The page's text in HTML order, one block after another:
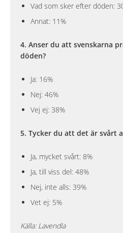
Vad som sker efter döden:
Annat: 11%
4. Anser du att svenskarna
döden?
Ja: 16%
Nej: 46%
Vej ej: 38%
5. Tycker du att det är svårt
Ja, mycket svårt: 8%
Ja, till viss del: 48%
Nej, inte alls: 39%
Vet ej: 5%
Källa: Lavendla